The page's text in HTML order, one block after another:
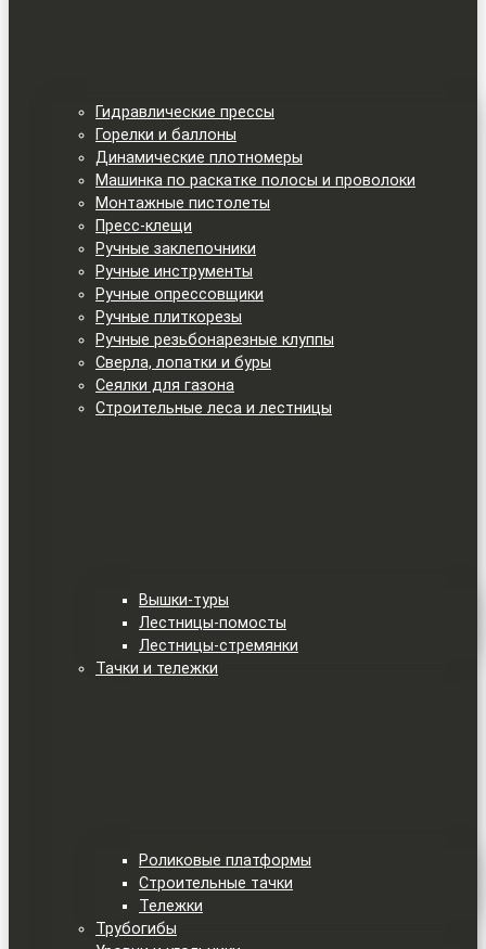
Гидравлические прессы
Горелки и баллоны
Динамические плотномеры
Машинка по раскатке полосы и проволоки
Монтажные пистолеты
Пресс-клещи
Ручные заклепочники
Ручные инструменты
Ручные опрессовщики
Ручные плиткорезы
Ручные резьбонарезные клуппы
Сверла, лопатки и буры
Сеялки для газона
Строительные леса и лестницы
Вышки-туры
Лестницы-помосты
Лестницы-стремянки
Тачки и тележки
Роликовые платформы
Строительные тачки
Тележки
Трубогибы